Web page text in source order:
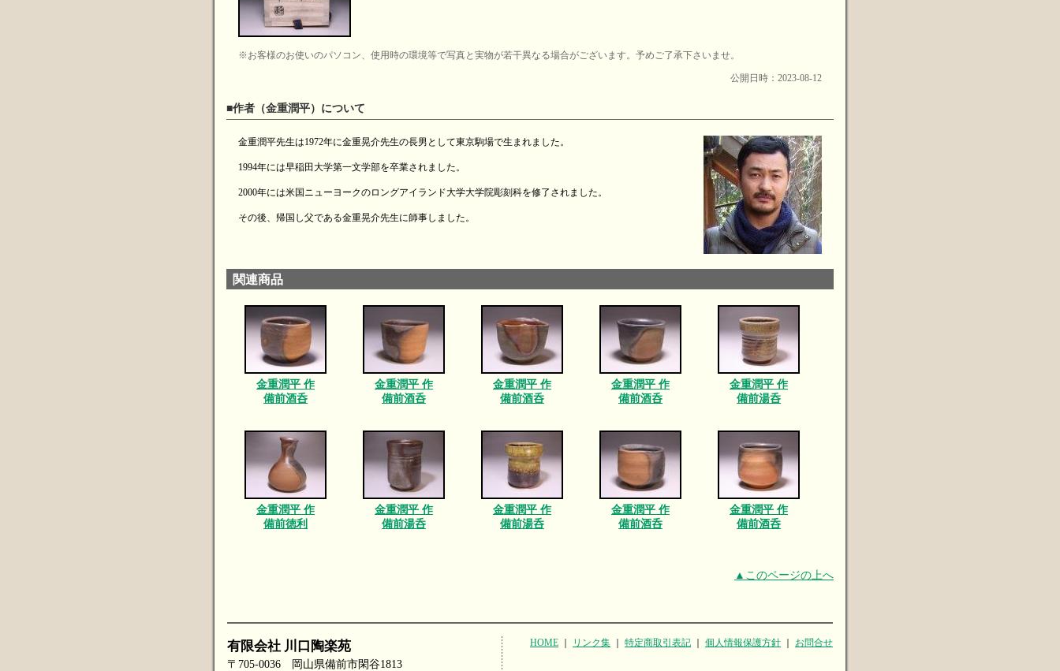
※お客様のお使いのパソコン、使用時の環境等で写真と実物が若干異なる場合がございます。予めご了承下さいませ。
公開日時：2023-08-12
■作者（金重潤平）について
金重潤平先生は1972年に金重晃介先生の長男として東京駒場で生まれました。
1994年には早稲田大学第一文学部を卒業されました。
2000年には米国ニューヨークのロングアイランド大学大学院彫刻科を修了されました。
その後、帰国し父である金重晃介先生に師事しました。
関連商品
金重潤平 作
備前酒呑
金重潤平 作
備前酒呑
金重潤平 作
備前酒呑
金重潤平 作
備前酒呑
金重潤平 作
備前湯呑
金重潤平 作
備前徳利
金重潤平 作
備前湯呑
金重潤平 作
備前湯呑
金重潤平 作
備前酒呑
金重潤平 作
備前酒呑
▲このページの上へ
有限会社 川口陶楽苑
〒705-0036 岡山県備前市閑谷1813
HOME リンク集 特定商取引表記 個人情報保護方針 お問合せ